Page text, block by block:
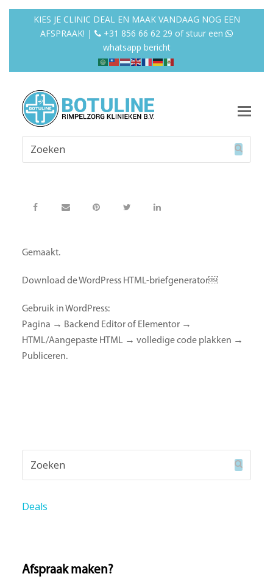
KIES JE CLINIC DEAL EN MAAK VANDAAG NOG EEN
AFSPRAAK! |
+31 856 66 62 29 of stuur een
whatsapp bericht
Zoeken
Gemaakt.
Download de WordPress HTML-briefgenerator⁠￼
Gebruik in WordPress:
Pagina → Backend Editor of Elementor →
HTML/Aangepaste HTML → volledige code plakken →
Publiceren.
Deals
Afspraak maken?